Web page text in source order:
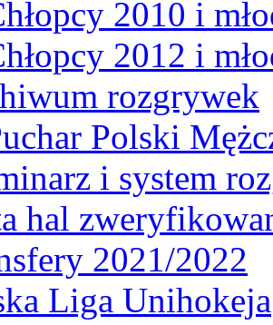
2010 i
2012 i
rozgrywek
Polski
i system
hal
2021/2022
Liga Unihokeja